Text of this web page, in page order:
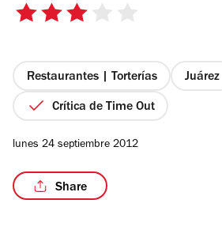
3
estrellas
Restaurantes | Torterías Juárez
Crítica de Time Out
lunes 24 septiembre 2012
Share